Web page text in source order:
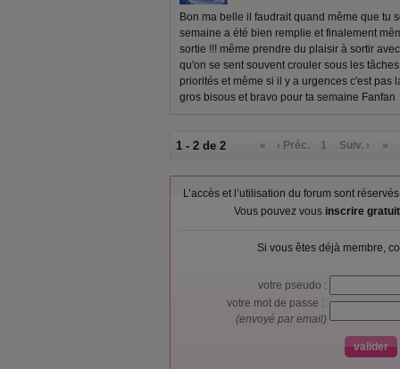
Bon ma belle il faudrait quand même que tu
semaine a été bien remplie et finalement
sortie !!! même prendre du plaisir à sortir
qu'on se sent souvent crouler sous les
priorités et même si il y a urgences c'est pas
gros bisous et bravo pour ta semaine Fanfan
1 - 2 de 2 « ‹ Préc. 1 Suiv. › »
L’accès et l’utilisation du forum sont
Vous pouvez vous inscrire
Si vous êtes déjà membre,
votre pseudo :
votre mot de passe :
(envoyé par email)